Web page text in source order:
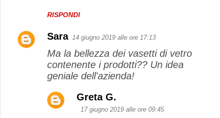
RISPONDI
Sara 14 giugno 2019 alle ore 17:13
Ma la bellezza dei vasetti di vetro
contenente i prodotti?? Un idea
geniale dell'azienda!
Greta G.
17 giugno 2019 alle ore 09:45